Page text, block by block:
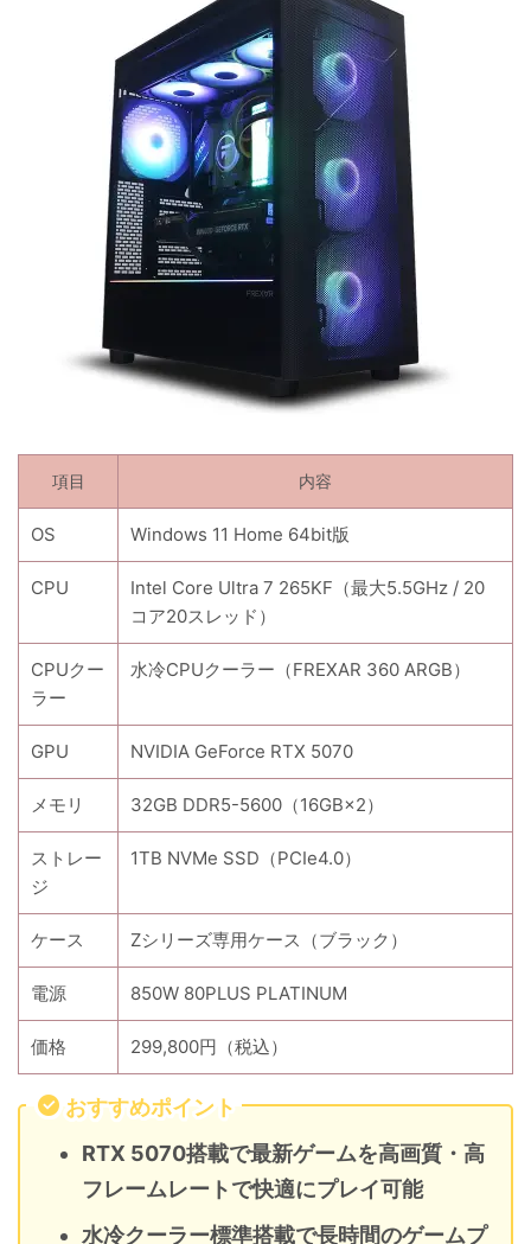
項目 内容
OS Windows 11 Home 64bit版
CPU
Intel Core Ultra 7 265KF（最大5.5GHz / 20
コア20スレッド）
CPUクー
ラー
水冷CPUクーラー（FREXAR 360 ARGB）
GPU NVIDIA GeForce RTX 5070
メモリ 32GB DDR5-5600（16GB×2）
ストレー
ジ
1TB NVMe SSD（PCIe4.0）
ケース Zシリーズ専用ケース（ブラック）
電源 850W 80PLUS PLATINUM
価格 299,800円（税込）
おすすめポイント
RTX 5070搭載で最新ゲームを高画質・高
フレームレートで快適にプレイ可能
水冷クーラー標準搭載で長時間のゲームプ